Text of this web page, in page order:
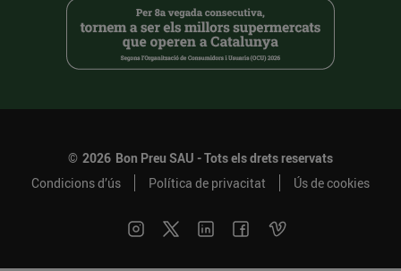
© 2026 Bon Preu SAU - Tots els drets reservats
Condicions d’ús
Política de privacitat Ús de cookies